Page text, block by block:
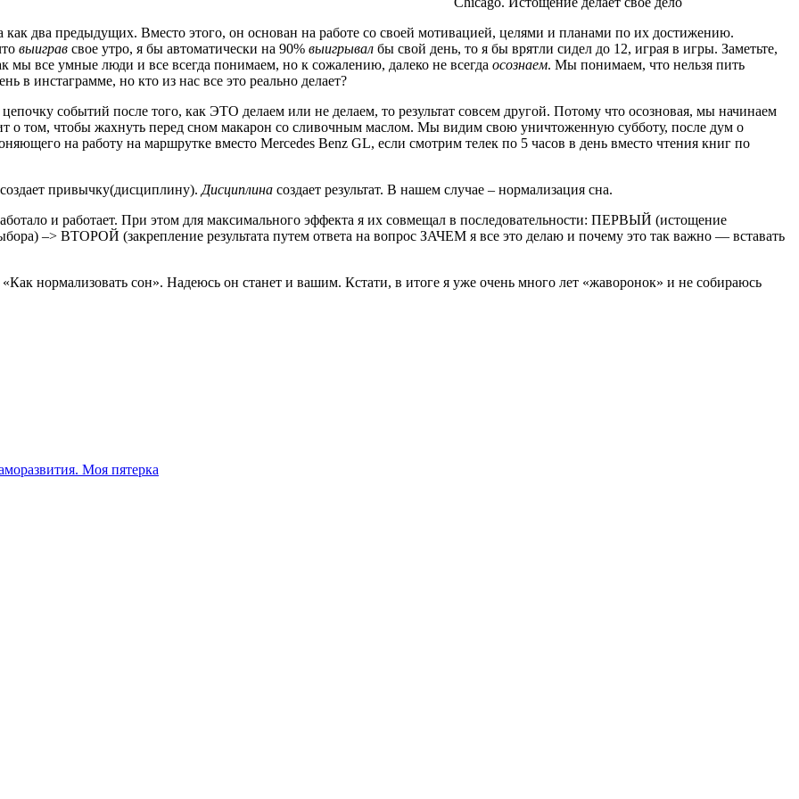
как два предыдущих. Вместо этого, он основан на работе со своей мотивацией, целями и планами по их достижению.
выиграв свое утро, я бы автоматически на 90% выигрывал бы свой день, то я бы врятли сидел до 12, играя в игры. Заметьте,
все умные люди и все всегда понимаем, но к сожалению, далеко не всегда осознаем. Мы понимаем, что нельзя пить
в инстаграмме, но кто из нас все это реально делает?
событий после того, как ЭТО делаем или не делаем, то результат совсем другой. Потому что осозновая, мы начинаем
о том, чтобы жахнуть перед сном макарон со сливочным маслом. Мы видим свою уничтоженную субботу, после дум о
на работу на маршрутке вместо Mercedes Benz GL, если смотрим телек по 5 часов в день вместо чтения книг по
привычку(дисциплину). Дисциплина создает результат. В нашем случае – нормализация сна.
и работает. При этом для максимального эффекта я их совмещал в последовательности: ПЕРВЫЙ (истощение
–> ВТОРОЙ (закрепление результата путем ответа на вопрос ЗАЧЕМ я все это делаю и почему это так важно — вставать
нормализовать сон». Надеюсь он станет и вашим. Кстати, в итоге я уже очень много лет «жаворонок» и не собираюсь
Моя пятерка